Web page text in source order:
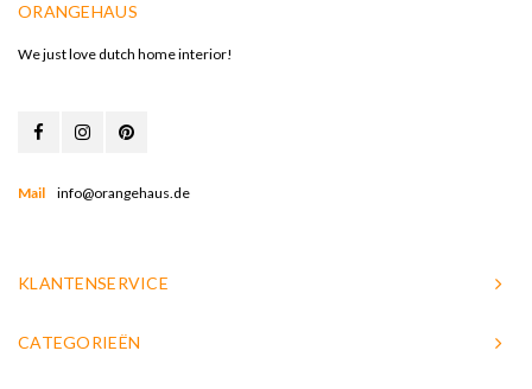
ORANGEHAUS
We just love dutch home interior!
Mail info@orangehaus.de
KLANTENSERVICE
CATEGORIEËN